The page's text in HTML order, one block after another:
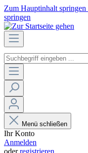
Zum Hauptinhalt springen
springen
Menü schließen
Ihr Konto
Anmelden
oderregistrieren